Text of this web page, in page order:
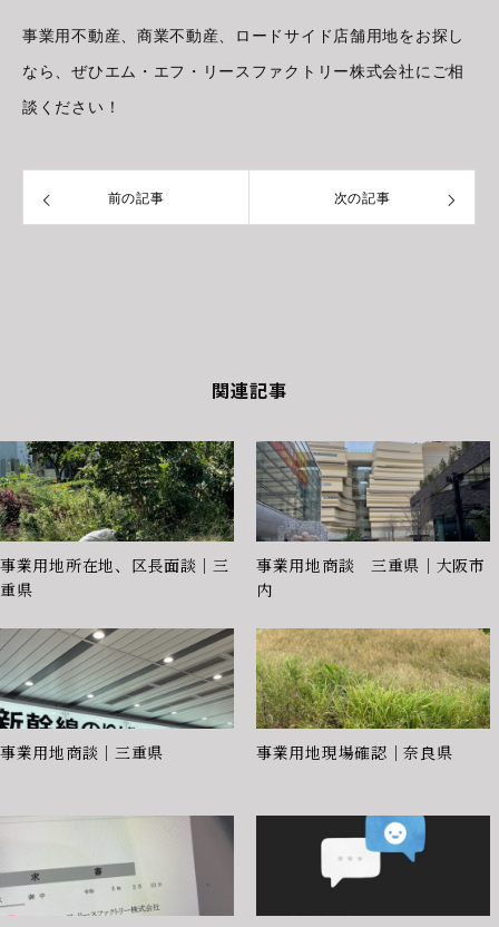
事業用不動産、商業不動産、ロードサイド店舗用地をお探し
なら、ぜひエム・エフ・リースファクトリー株式会社にご相
談ください！
前の記事 次の記事
関連記事
事業用地所在地、区長面談｜三
重県
事業用地商談 三重県｜大阪市
内
事業用地商談｜三重県 事業用地現場確認｜奈良県